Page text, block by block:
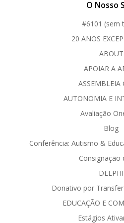
O Nosso
#6101 (sem
20 ANOS
ABOUT
APOIAR A
ASSEMBLEIA
AUTONOMIA E
Avaliação
Blog
Conferência: Autismo &
Consignação
DELPHI
Donativo por
EDUCAÇÃO E
Estágios